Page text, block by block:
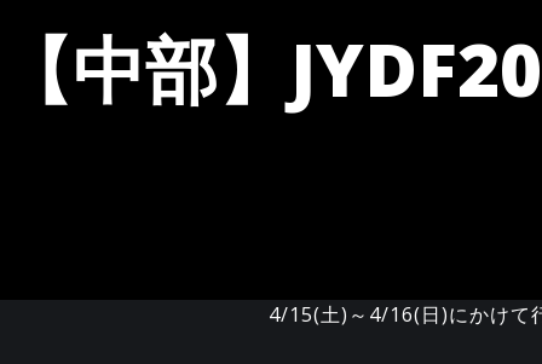
【中部】
4/15(土)～4/16(日)にかけて